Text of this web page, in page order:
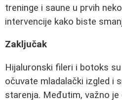
treninge i saune u prvih
intervencije kako biste
Zaključak
Hijaluronski fileri i botoks
očuvate mladalački izgled i
starenja. Međutim, važno je